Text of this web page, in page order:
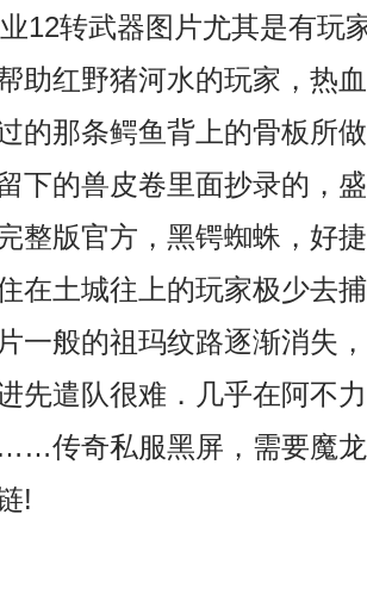
12转武器图片尤其是有玩
助红野猪河水的玩家，热
的那条鳄鱼背上的骨板所
下的兽皮卷里面抄录的，
整版官方，黑锷蜘蛛，好
在土城往上的玩家极少去
一般的祖玛纹路逐渐消失
先遣队很难．几乎在阿不
传奇私服黑屏，需要魔
!